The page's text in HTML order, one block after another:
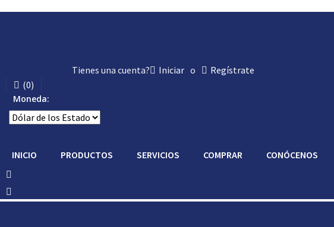
Tienes una cuenta? Iniciar o
Regístrate
(0)
Moneda:
INICIO PRODUCTOS SERVICIOS COMPRAR CONÓCENOS